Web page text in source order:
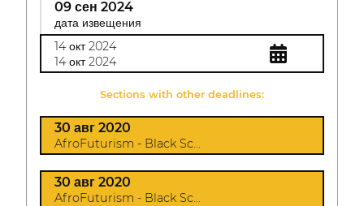
09 сен 2024
дата извещения
14 окт 2024
14 окт 2024
Sections with other deadlines:
30 авг 2020
AfroFuturism - Black Sc...
30 авг 2020
AfroFuturism - Black Sc...